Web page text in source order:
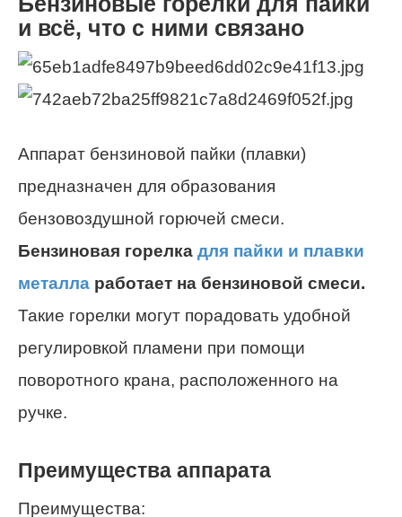
и всё, что с ними связано
Аппарат бензиновой пайки (плавки)
предназначен для образования
бензовоздушной горючей смеси.
Бензиновая горелка для пайки и плавки
металла работает на бензиновой смеси.
Такие горелки могут порадовать удобной
регулировкой пламени при помощи
поворотного крана, расположенного на
ручке.
Преимущества аппарата
Преимущества: